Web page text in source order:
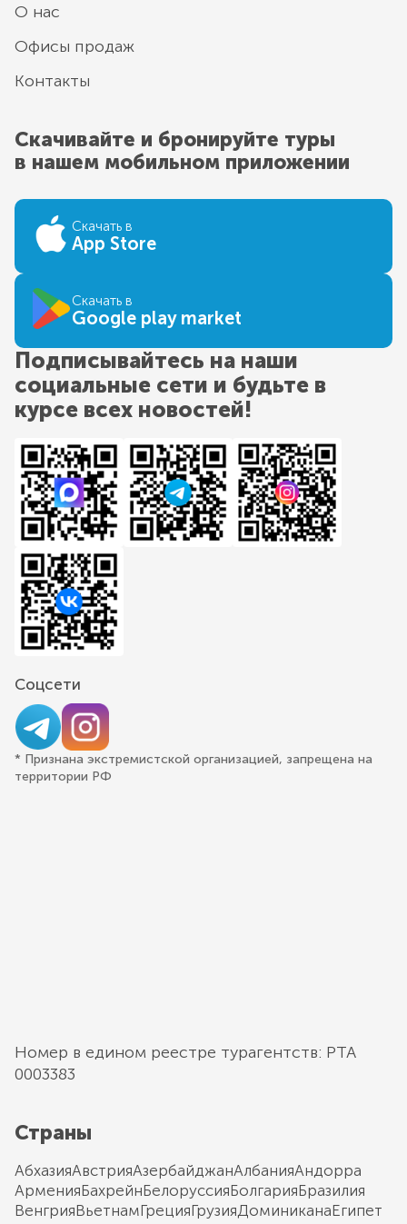
О нас
Офисы продаж
Контакты
Скачивайте и бронируйте туры
в нашем мобильном приложении
Скачать в
App Store
Скачать в
Google play market
Подписывайтесь на наши
социальные сети и будьте в
курсе всех новостей!
Соцсети
* Признана экстремистской организацией, запрещена на
территории РФ
Номер в едином реестре турагентств: РТА
0003383
Страны
АбхазияАвстрияАзербайджанАлбанияАндорра
АрменияБахрейнБелоруссияБолгарияБразилия
ВенгрияВьетнамГрецияГрузияДоминиканаЕгипет